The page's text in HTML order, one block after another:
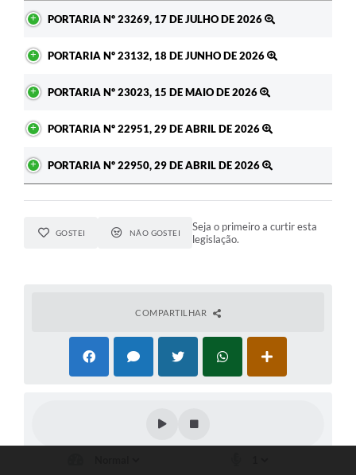
PORTARIA Nº 23269, 17 DE JULHO DE 2026
PORTARIA Nº 23132, 18 DE JUNHO DE 2026
PORTARIA Nº 23023, 15 DE MAIO DE 2026
PORTARIA Nº 22951, 29 DE ABRIL DE 2026
PORTARIA Nº 22950, 29 DE ABRIL DE 2026
GOSTEI NÃO GOSTEI
Seja o primeiro a curtir esta
legislação.
COMPARTILHAR